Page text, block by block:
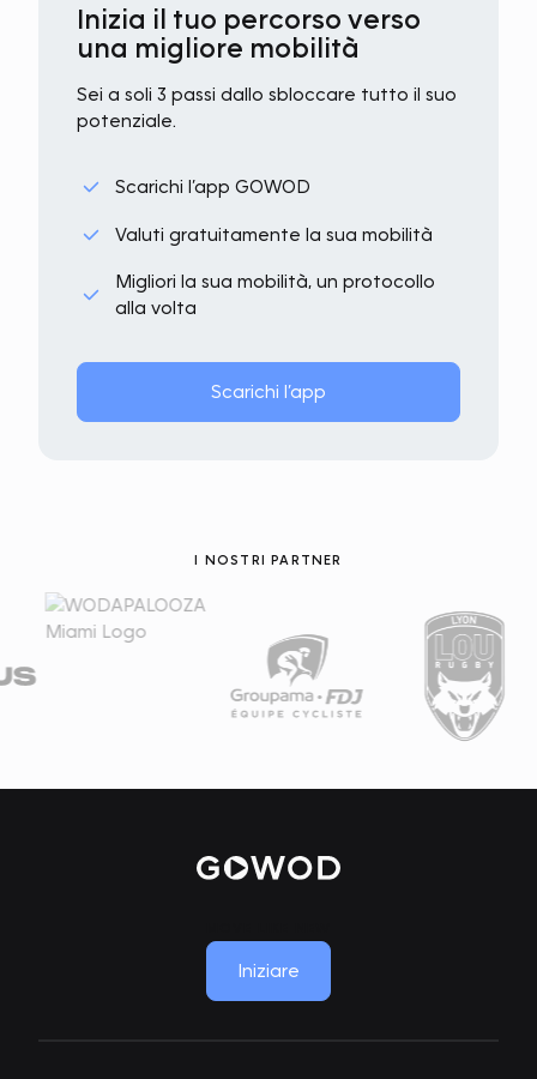
Inizia il tuo percorso verso
una migliore mobilità
Sei a soli 3 passi dallo sbloccare tutto il suo
potenziale.
Scarichi l’app GOWOD
Valuti gratuitamente la sua mobilità
Migliori la sua mobilità, un protocollo
alla volta
Scarichi l’app
I NOSTRI PARTNER
Iniziare